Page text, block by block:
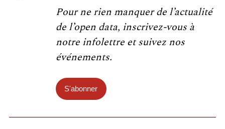
Pour ne rien manquer de l’actualité
de l’open data, inscrivez-vous à
notre infolettre et suivez nos
événements.
S'abonner